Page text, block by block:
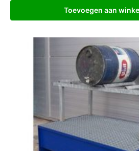
Toevoegen aan